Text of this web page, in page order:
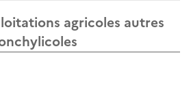
agricoles autres